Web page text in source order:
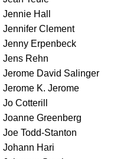
Jennie Hall
Jennifer Clement
Jenny Erpenbeck
Jens Rehn
Jerome David Salinger
Jerome K. Jerome
Jo Cotterill
Joanne Greenberg
Joe Todd-Stanton
Johann Hari